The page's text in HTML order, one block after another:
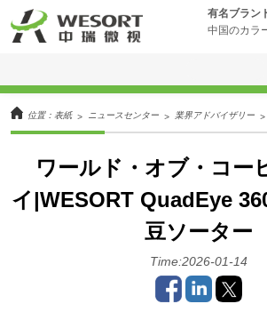
有名ブラン
中国のカラ
位置： 表紙 > ニュースセンター > 業界アドバイザリー >
ワールド・オブ・コー
イ|WESORT QuadEye
豆ソーター
Time:2026-01-14